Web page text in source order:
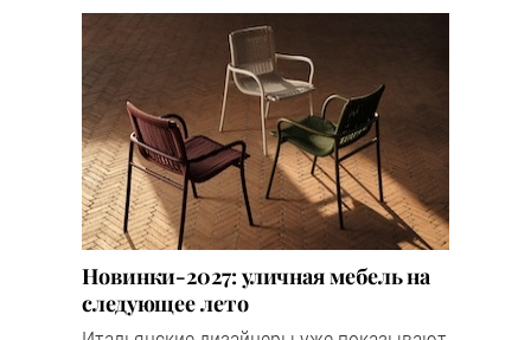
Новинки-2027: уличная мебель на
следующее лето